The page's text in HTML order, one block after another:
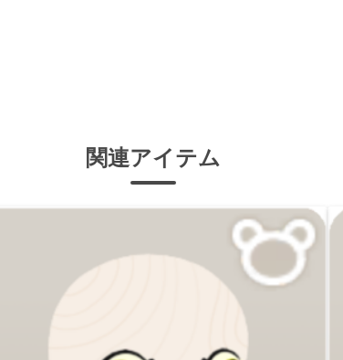
関連アイテム